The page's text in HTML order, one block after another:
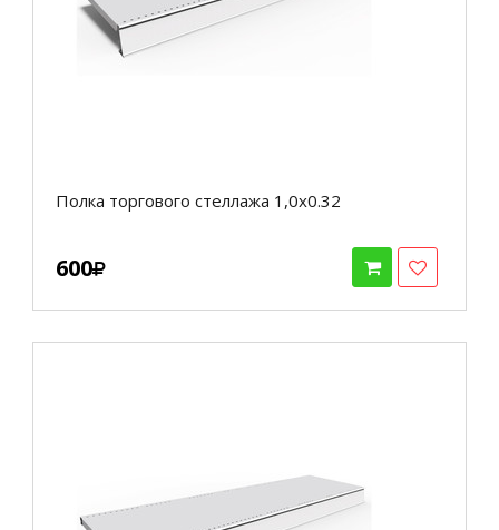
Полка торгового стеллажа 1,0х0.32
600